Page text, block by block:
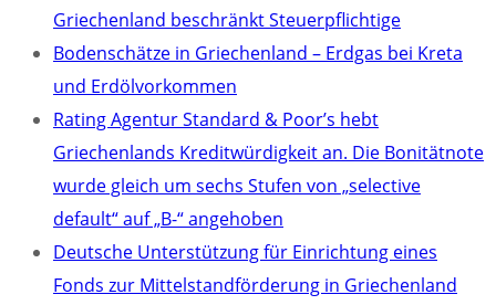
Griechenland beschränkt Steuerpflichtige
Bodenschätze in Griechenland – Erdgas bei Kreta
und Erdölvorkommen
Rating Agentur Standard & Poor’s hebt
Griechenlands Kreditwürdigkeit an. Die Bonitätnote
wurde gleich um sechs Stufen von „selective
default“ auf „B-“ angehoben
Deutsche Unterstützung für Einrichtung eines
Fonds zur Mittelstandförderung in Griechenland